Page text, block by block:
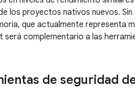
los proyectos nativos nuevos.
que actualmente representa
será complementario a las
de seguridad